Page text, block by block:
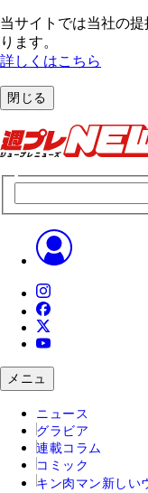
当サイトでは当社の
ります。
詳しくはこちら
閉じる
メニュ
ニュース
グラビア
連載コラム
コミック
キン肉マン 新しい